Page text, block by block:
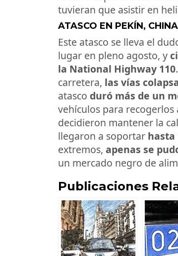
tuvieran que asistir en
ATASCO EN PEKÍN,
Este atasco se lleva el
lugar en pleno agosto, y
la National Highway 110
carretera, las vías
atasco duró más de un
vehículos para
decidieron mantener la
llegaron a soportar hasta
extremos, apenas se
un mercado negro de
Publicaciones